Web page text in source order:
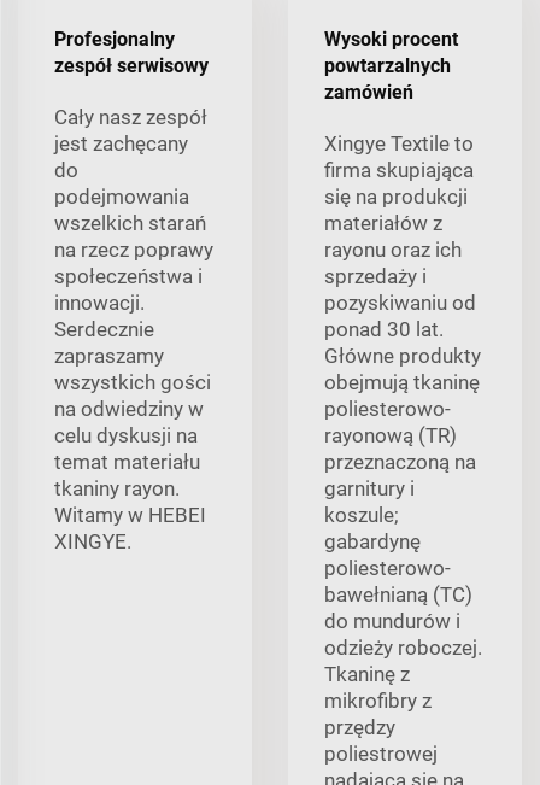
Profesjonalny
zespół serwisowy
Cały nasz zespół
jest zachęcany
do
podejmowania
wszelkich starań
na rzecz poprawy
społeczeństwa i
innowacji.
Serdecznie
zapraszamy
wszystkich gości
na odwiedziny w
celu dyskusji na
temat materiału
tkaniny rayon.
Witamy w HEBEI
XINGYE.
Wysoki procent
powtarzalnych
zamówień
Xingye Textile to
firma skupiająca
się na produkcji
materiałów z
rayonu oraz ich
sprzedaży i
pozyskiwaniu od
ponad 30 lat.
Główne produkty
obejmują tkaninę
poliesterowo-
rayonową (TR)
przeznaczoną na
garnitury i
koszule;
gabardynę
poliesterowo-
bawełnianą (TC)
do mundurów i
odzieży roboczej.
Tkaninę z
mikrofibry z
przędzy
poliestrowej
nadającą się na